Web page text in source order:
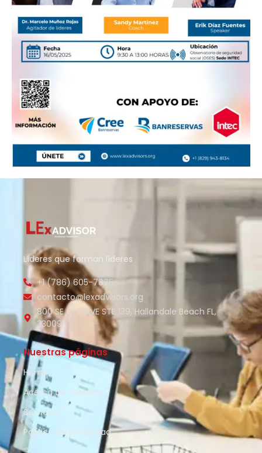
Líderes que forman líderes
+1 (786) 605-7875
contacto@lexadvisors.org
800 SE 4TH AVE STE 139, Hallandale Beach FL,
33009
Nuestras páginas
Home
Acerca de nosotros
Servicios
Política de privacidad